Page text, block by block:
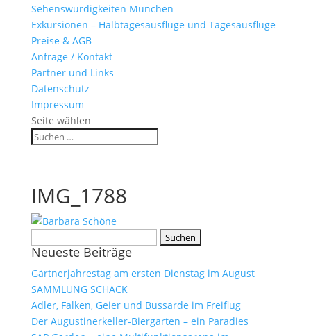
Sehenswürdigkeiten München
Exkursionen – Halbtagesausflüge und Tagesausflüge
Preise & AGB
Anfrage / Kontakt
Partner und Links
Datenschutz
Impressum
Seite wählen
IMG_1788
nach:
Neueste Beiträge
Gärtnerjahrestag am ersten Dienstag im August
SAMMLUNG SCHACK
Adler, Falken, Geier und Bussarde im Freiflug
Der Augustinerkeller-Biergarten – ein Paradies